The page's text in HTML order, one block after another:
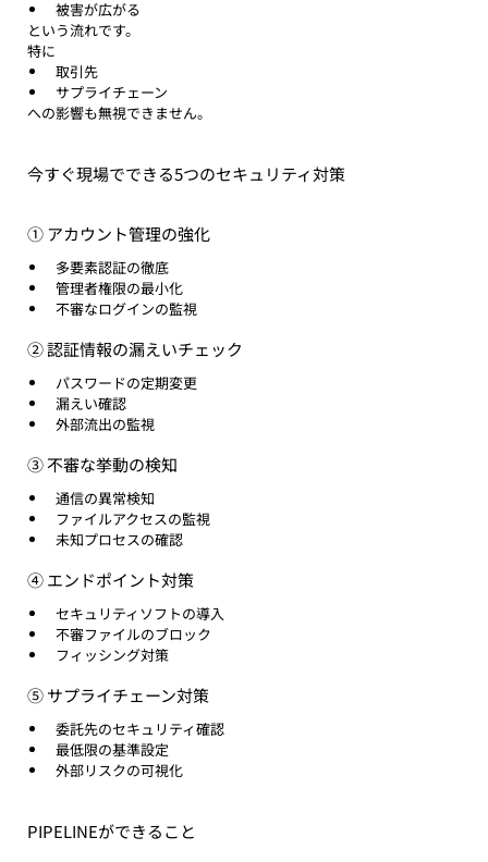
被害が広がる
という流れです。
特に
取引先
サプライチェーン
への影響も無視できません。
今すぐ現場でできる5つのセキュリティ対策
① アカウント管理の強化
多要素認証の徹底
管理者権限の最小化
不審なログインの監視
② 認証情報の漏えいチェック
パスワードの定期変更
漏えい確認
外部流出の監視
③ 不審な挙動の検知
通信の異常検知
ファイルアクセスの監視
未知プロセスの確認
④ エンドポイント対策
セキュリティソフトの導入
不審ファイルのブロック
フィッシング対策
⑤ サプライチェーン対策
委託先のセキュリティ確認
最低限の基準設定
外部リスクの可視化
PIPELINEができること